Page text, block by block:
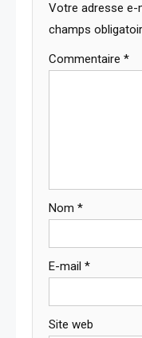
Votre adresse e-
champs
Commentaire *
Nom *
E-mail *
Site web